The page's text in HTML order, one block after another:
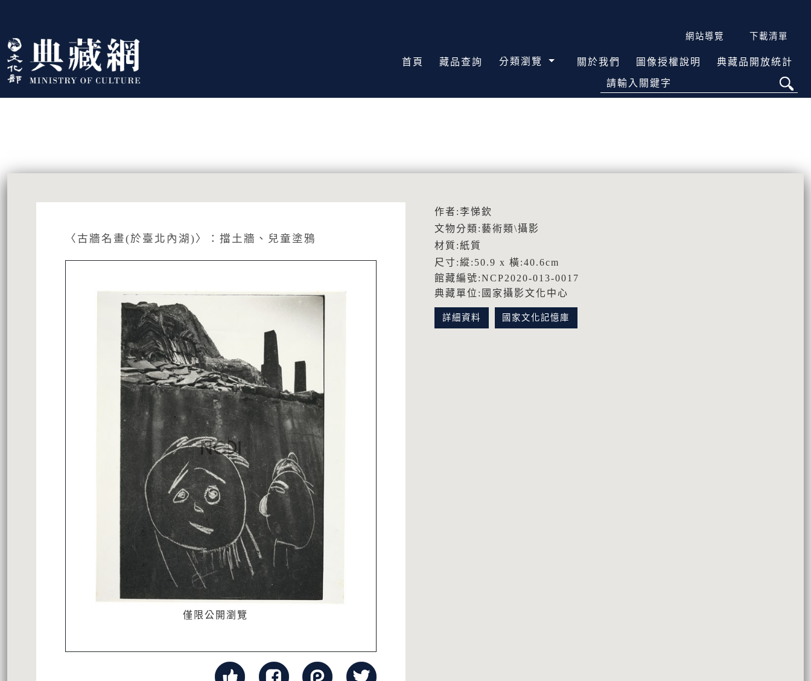
:::
網站導覽 下載清單
首頁 藏品查詢 分類瀏覽 關於我們 圖像授權說明 典藏品開放統計
請輸入關鍵字
〈古牆名畫(於臺北內湖)〉：擋土牆、兒童塗鴉
僅限公開瀏覽
作者:李悌欽
文物分類:藝術類\攝影
材質:紙質
尺寸:縱:50.9 x 橫:40.6cm
館藏編號:NCP2020-013-0017
典藏單位:國家攝影文化中心
詳細資料 國家文化記憶庫